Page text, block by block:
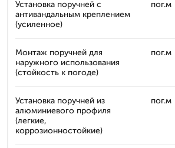
Установка поручней с
антивандальным креплением
(усиленное)
пог.м
Монтаж поручней для
наружного использования
(стойкость к погоде)
пог.м
Установка поручней из
алюминиевого профиля
(легкие,
коррозионностойкие)
пог.м